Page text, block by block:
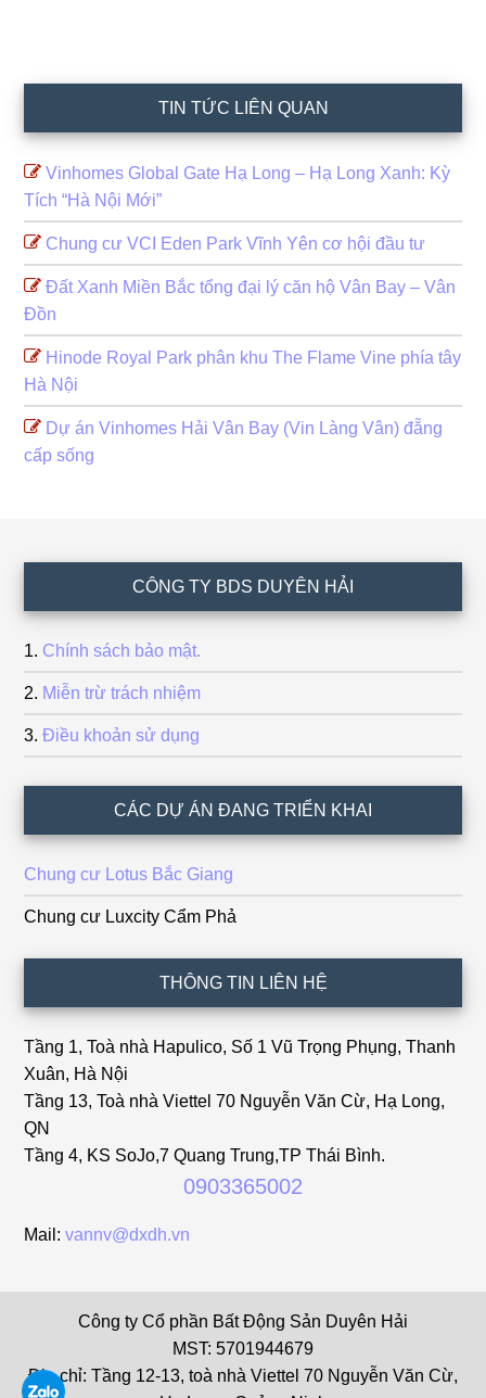
TIN TỨC LIÊN QUAN
Vinhomes Global Gate Hạ Long – Hạ Long Xanh: Kỳ
Tích “Hà Nội Mới”
Chung cư VCI Eden Park Vĩnh Yên cơ hội đầu tư
Đất Xanh Miền Bắc tổng đại lý căn hộ Vân Bay – Vân
Đồn
Hinode Royal Park phân khu The Flame Vine phía tây
Hà Nội
Dự án Vinhomes Hải Vân Bay (Vin Làng Vân) đẵng
cấp sống
CÔNG TY BDS DUYÊN HẢI
Chính sách bảo mật.
Miễn trừ trách nhiệm
Điều khoản sử dụng
CÁC DỰ ÁN ĐANG TRIỂN KHAI
Chung cư Lotus Bắc Giang
Chung cư Luxcity Cẩm Phả
THÔNG TIN LIÊN HỆ
Tầng 1, Toà nhà Hapulico, Số 1 Vũ Trọng Phụng, Thanh
Xuân, Hà Nội
Tầng 13, Toà nhà Viettel 70 Nguyễn Văn Cừ, Hạ Long,
QN
Tầng 4, KS SoJo,7 Quang Trung,TP Thái Bình.
0903365002
Mail:vannv@dxdh.vn
Công ty Cổ phần Bất Động Sản Duyên Hải
MST: 5701944679
Địa chỉ: Tầng 12-13, toà nhà Viettel 70 Nguyễn Văn Cừ,